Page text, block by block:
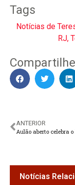
Tags
Notícias de
RJ,
ANTERIOR
Notícias